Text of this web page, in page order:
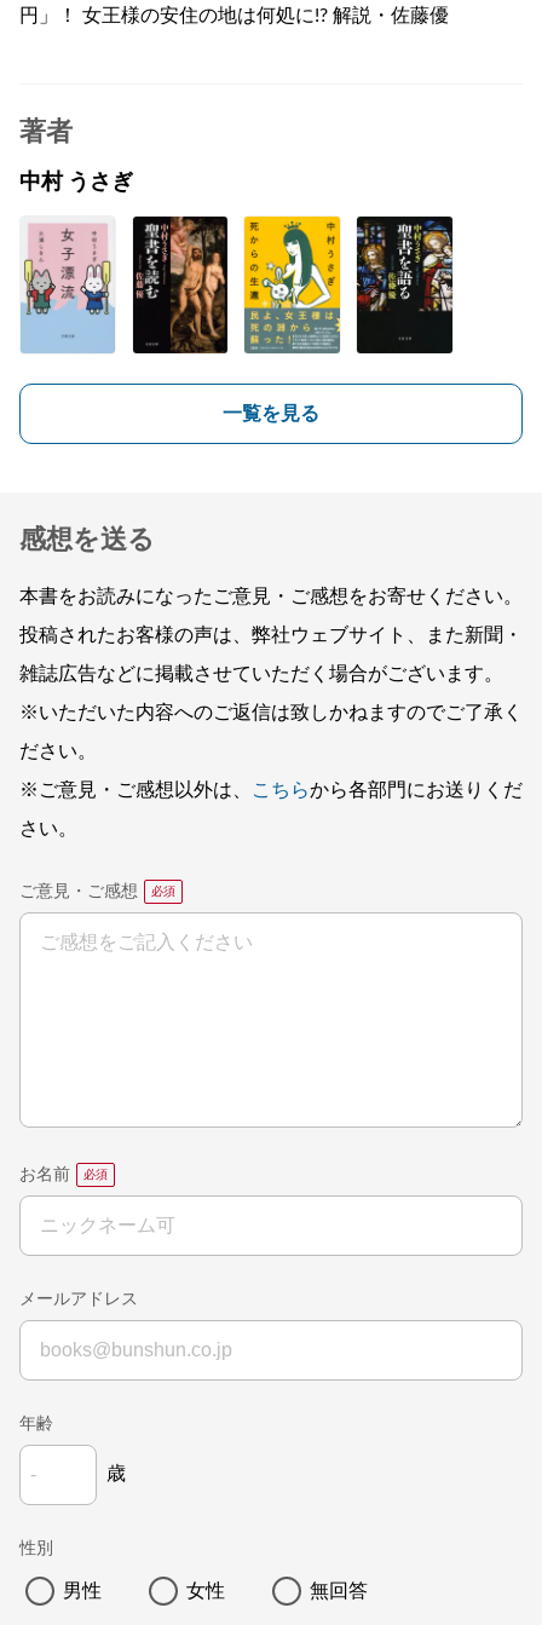
円」！ 女王様の安住の地は何処に!? 解説・佐藤優
著者
中村 うさぎ
一覧を見る
感想を送る
本書をお読みになったご意見・ご感想をお寄せください。
投稿されたお客様の声は、弊社ウェブサイト、また新聞・
雑誌広告などに掲載させていただく場合がございます。
※いただいた内容へのご返信は致しかねますのでご了承く
ださい。
※ご意見・ご感想以外は、
こちらから各部門にお送りくだ
さい。
ご意見・ご感想
お名前
メールアドレス
年齢
歳
性別
男性 女性 無回答